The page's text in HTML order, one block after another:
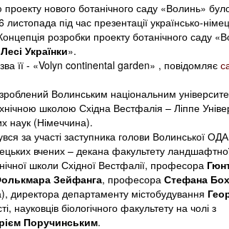
проекту нового ботанічного саду «Волинь»
листопада під час презентації українсько-
розробки проекту ботанічного саду
Лесі Українки».
її - «Volyn continental garden» , повідомляє
Волинським національним
школою Східна Вестфалія – Ліппе
наук (Німеччина).
за участі заступника голови Волинської ОДА
вчених – декана факультету
школи Східної Вестфалії, професора
Зейфанга, професора Стефана
директора департаменту містобудування
науковців біологічного факультету на чолі з
Поручинським.